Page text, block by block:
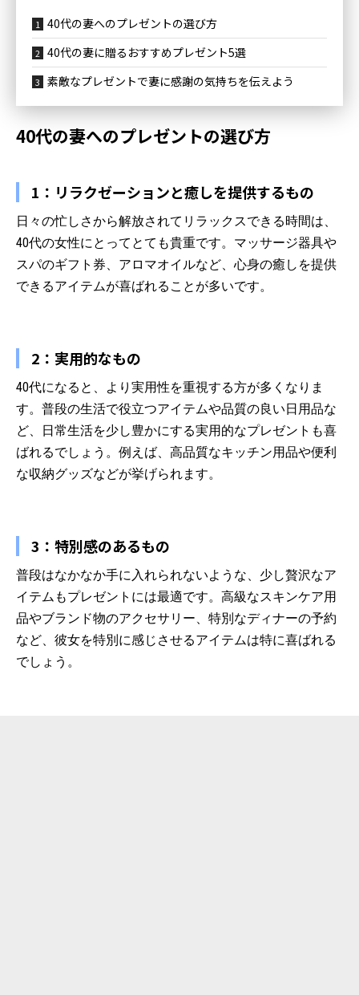
40代の妻へのプレゼントの選び方
40代の妻に贈るおすすめプレゼント5選
素敵なプレゼントで妻に感謝の気持ちを伝えよう
40代の妻へのプレゼントの選び方
1：リラクゼーションと癒しを提供するもの
日々の忙しさから解放されてリラックスできる時間は、
40代の女性にとってとても貴重です。マッサージ器具や
スパのギフト券、アロマオイルなど、心身の癒しを提供
できるアイテムが喜ばれることが多いです。
2：実用的なもの
40代になると、より実用性を重視する方が多くなりま
す。普段の生活で役立つアイテムや品質の良い日用品な
ど、日常生活を少し豊かにする実用的なプレゼントも喜
ばれるでしょう。例えば、高品質なキッチン用品や便利
な収納グッズなどが挙げられます。
3：特別感のあるもの
普段はなかなか手に入れられないような、少し贅沢なア
イテムもプレゼントには最適です。高級なスキンケア用
品やブランド物のアクセサリー、特別なディナーの予約
など、彼女を特別に感じさせるアイテムは特に喜ばれる
でしょう。